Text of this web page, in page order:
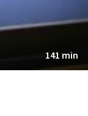
141 min